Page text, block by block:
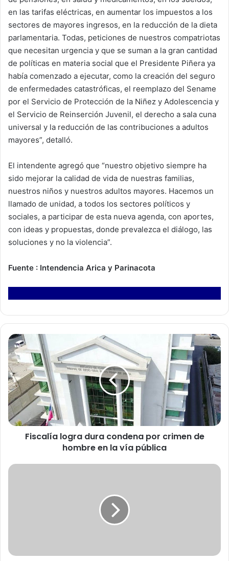
en las tarifas eléctricas, en aumentar los impuestos a los
sectores de mayores ingresos, en la reducción de la dieta
parlamentaria. Todas, peticiones de nuestros compatriotas
que necesitan urgencia y que se suman a la gran cantidad
de políticas en materia social que el Presidente Piñera ya
había comenzado a ejecutar, como la creación del seguro
de enfermedades catastróficas, el reemplazo del Sename
por el Servicio de Protección de la Niñez y Adolescencia y
el Servicio de Reinserción Juvenil, el derecho a sala cuna
universal y la reducción de las contribuciones a adultos
mayores”, detalló.
El intendente agregó que “nuestro objetivo siempre ha
sido mejorar la calidad de vida de nuestras familias,
nuestros niños y nuestros adultos mayores. Hacemos un
llamado de unidad, a todos los sectores políticos y
sociales, a participar de esta nueva agenda, con aportes,
con ideas y propuestas, donde prevalezca el diálogo, las
soluciones y no la violencia”.
Fuente : Intendencia Arica y Parinacota
F
i
s
c
a
l
í
l
a
d
Fiscalía logra dura condena por crimen de
hombre en la vía pública
D
B